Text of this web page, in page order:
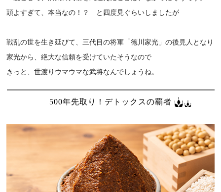
頭よすぎて、本当なの！？ と四度見ぐらいしましたが
戦乱の世を生き延びて、三代目の将軍「徳川家光」の後見人となり
家光から、絶大な信頼を受けていたそうなので
きっと、世渡りウマウマな武将なんでしょうね。
500年先取り！デトックスの覇者